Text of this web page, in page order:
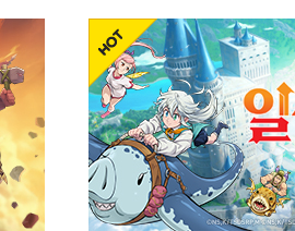
hot